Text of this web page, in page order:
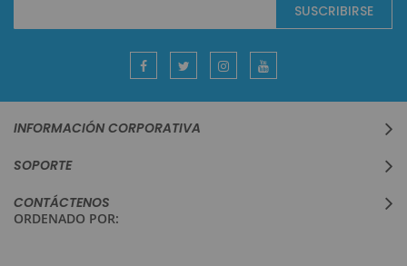
boletín
SUSCRIBIRSE
INFORMACIÓN CORPORATIVA
SOPORTE
CONTÁCTENOS
ORDENADO POR: